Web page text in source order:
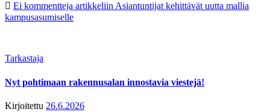
Ei kommentteja artikkeliin Asiantuntijat kehittävät uutta mallia
kampusasumiselle
Tarkastaja
Nyt pohtimaan rakennusalan innostavia viestejä!
Kirjoitettu 26.6.2026